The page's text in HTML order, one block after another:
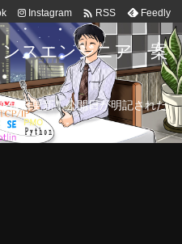
Instagram  RSS Feedly
ンスエンジニア 案
毎日更新！公開日が明記された